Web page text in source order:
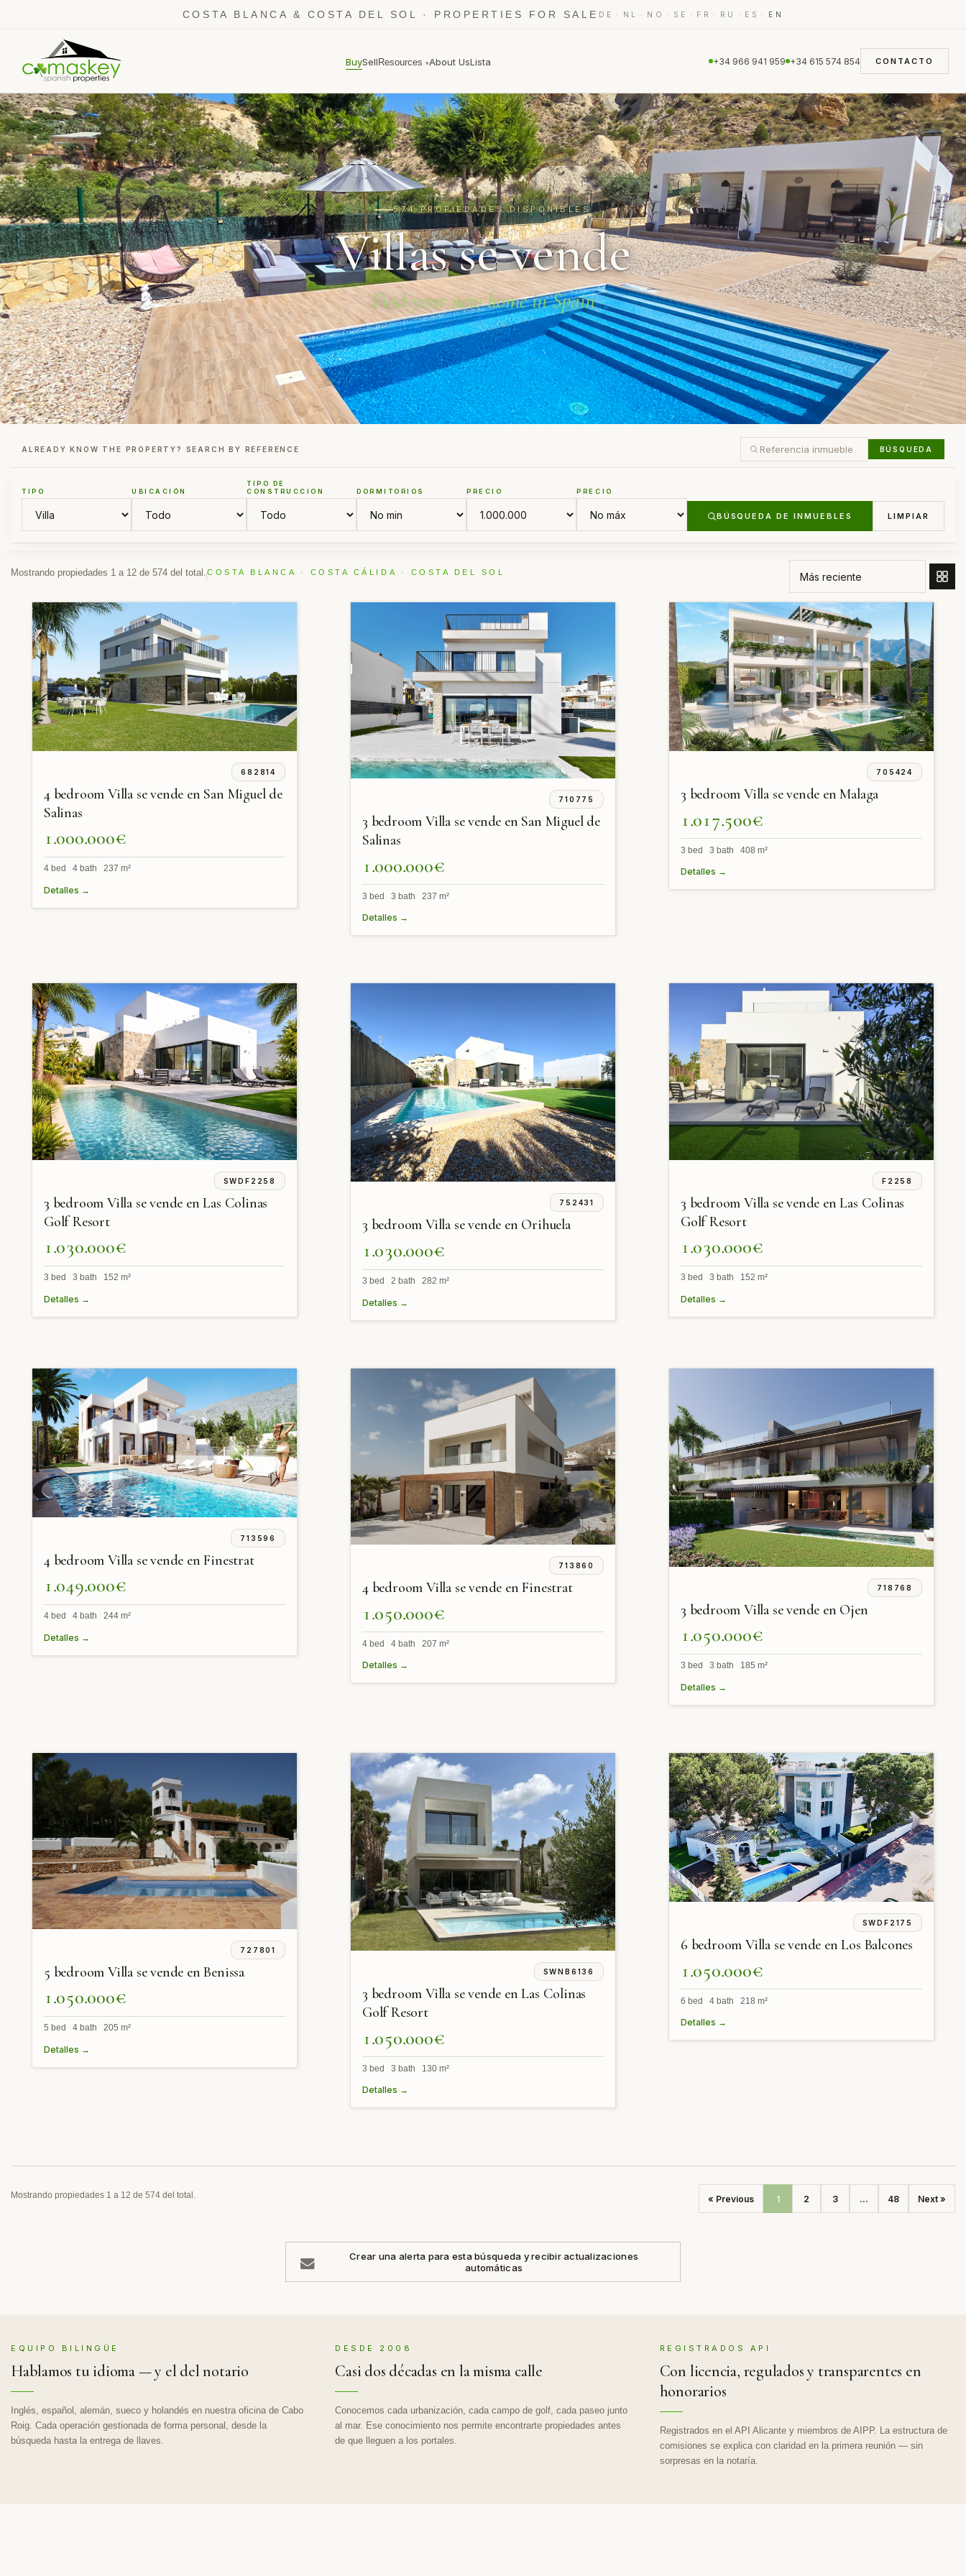
COSTA BLANCA & COSTA DEL SOL · PROPERTIES FOR SALE DE · NL · NO · SE · FR · RU · ES · EN
BuySellResources ▾About UsLista +34 966 941 959 +34 615 574 854 CONTACTO
574 PROPIEDADES DISPONIBLES
Villas se vende
Find your new home in Spain
ALREADY KNOW THE PROPERTY? SEARCH BY REFERENCE BÚSQUEDA
TIPO UBICACIÓN
TIPO DE
CONSTRUCCION
DORMITORIOS PRECIO PRECIO
BÚSQUEDA DE INMUEBLES LIMPIAR
Mostrando propiedades 1 a 12 de 574 del total. COSTA BLANCA · COSTA CÁLIDA · COSTA DEL SOL
ORDENAR POR
682814
4 bedroom Villa se vende en San Miguel de
Salinas
1.000.000€
4 bed 4 bath 237 m²
Detalles →
710775
3 bedroom Villa se vende en San Miguel de
Salinas
1.000.000€
3 bed 3 bath 237 m²
Detalles →
705424
3 bedroom Villa se vende en Malaga
1.017.500€
3 bed 3 bath 408 m²
Detalles →
SWDF2258
3 bedroom Villa se vende en Las Colinas
Golf Resort
1.030.000€
3 bed 3 bath 152 m²
Detalles →
752431
3 bedroom Villa se vende en Orihuela
1.030.000€
3 bed 2 bath 282 m²
Detalles →
F2258
3 bedroom Villa se vende en Las Colinas
Golf Resort
1.030.000€
3 bed 3 bath 152 m²
Detalles →
713596
4 bedroom Villa se vende en Finestrat
1.049.000€
4 bed 4 bath 244 m²
Detalles →
713860
4 bedroom Villa se vende en Finestrat
1.050.000€
4 bed 4 bath 207 m²
Detalles →
718768
3 bedroom Villa se vende en Ojen
1.050.000€
3 bed 3 bath 185 m²
Detalles →
727801
5 bedroom Villa se vende en Benissa
1.050.000€
5 bed 4 bath 205 m²
Detalles →
SWNB6136
3 bedroom Villa se vende en Las Colinas
Golf Resort
1.050.000€
3 bed 3 bath 130 m²
Detalles →
SWDF2175
6 bedroom Villa se vende en Los Balcones
1.050.000€
6 bed 4 bath 218 m²
Detalles →
Mostrando propiedades 1 a 12 de 574 del total. « Previous 1 2 3 ... 48 Next »
Crear una alerta para esta búsqueda y recibir actualizaciones
automáticas
EQUIPO BILINGÜE
Hablamos tu idioma — y el del notario
Inglés, español, alemán, sueco y holandés en nuestra oficina de Cabo
Roig. Cada operación gestionada de forma personal, desde la
búsqueda hasta la entrega de llaves.
DESDE 2008
Casi dos décadas en la misma calle
Conocemos cada urbanización, cada campo de golf, cada paseo junto
al mar. Ese conocimiento nos permite encontrarte propiedades antes
de que lleguen a los portales.
REGISTRADOS API
Con licencia, regulados y transparentes en
honorarios
Registrados en el API Alicante y miembros de AIPP. La estructura de
comisiones se explica con claridad en la primera reunión — sin
sorpresas en la notaría.